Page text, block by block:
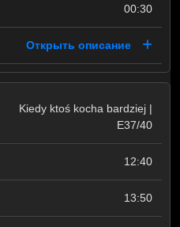
00:30
Открыть описание
Kiedy ktoś kocha bardziej |
E37/40
12:40
13:50